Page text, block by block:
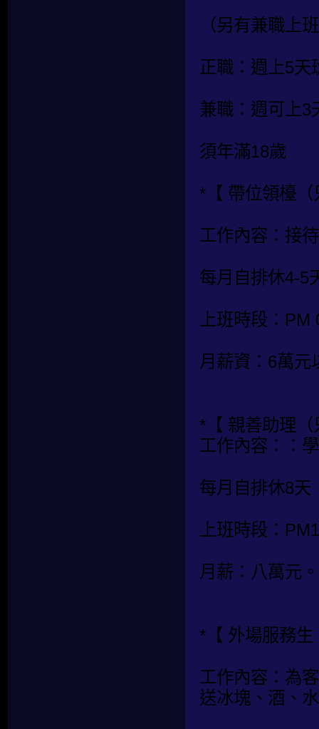
（另有兼職上
正職：週上5天
兼職：週可上3
須年滿18歲
*【 帶位領檯
工作內容：接
每月自排休4-5
上班時段：
月薪資：6萬元
*【 親善助理
工作內容：：
每月自排休8天
上班時段：
月薪：八萬元。
*【 外場服務生
工作內容：為
送冰塊、酒、